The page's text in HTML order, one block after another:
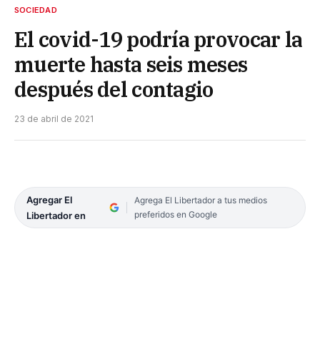
SOCIEDAD
El covid-19 podría provocar la
muerte hasta seis meses
después del contagio
23 de abril de 2021
Agregar El
Libertador en
Agrega El Libertador a tus medios
preferidos en Google